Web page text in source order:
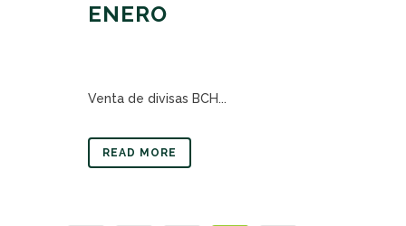
ENERO
Venta de divisas BCH...
READ MORE